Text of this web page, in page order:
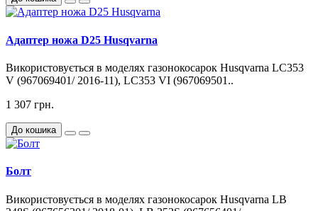
Адаптер ножа D25 Husqvarna
Використовується в моделях газонокосарок Husqvarna LC353
V (967069401/ 2016-11), LC353 VI (967069501..
1 307 грн.
До кошика
Болт
Використовується в моделях газонокосарок Husqvarna LB